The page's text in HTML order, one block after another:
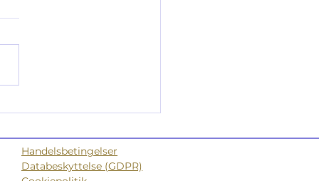
Handelsbetingelser
Databeskyttelse (GDPR)